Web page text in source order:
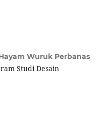
Wuruk Perbanas
Studi Desain